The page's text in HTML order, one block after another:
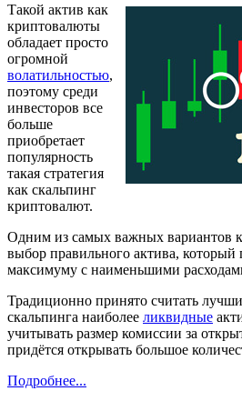
Такой актив как
криптовалюты
обладает просто
огромной
волатильностью,
поэтому среди
инвесторов все
больше
приобретает
популярность
такая стратегия
как скальпинг
криптовалют.
Одним из самых важных вариантов
выбор правильного актива, который
максимуму с наименьшими
Традиционно принято считать
скальпинга наиболее ликвидные
учитывать размер комиссии за
придётся открывать большое
Подробнее...